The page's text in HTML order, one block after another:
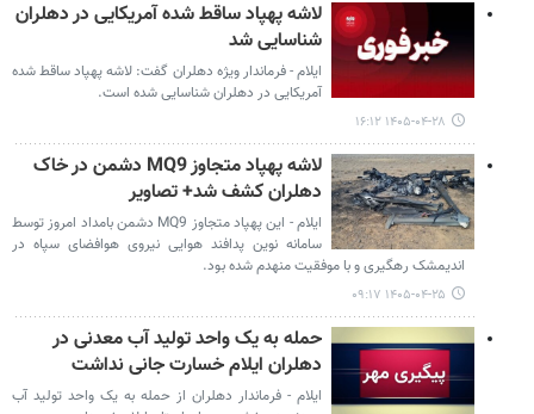
لاشه پهپاد ساقط شده آمریکایی در دهلران
شناسایی شد
ایلام - فرماندار ویژه دهلران گفت: لاشه پهپاد ساقط شده
آمریکایی در دهلران شناسایی شده است.
۱۴۰۵-۰۴-۲۸ ۱۶:۱۲
لاشه پهپاد متجاوز MQ9 دشمن در خاک
دهلران کشف شد+ تصاویر
ایلام - این پهپاد متجاوز MQ9 دشمن بامداد امروز توسط
سامانه نوین پدافند هوایی نیروی هوافضای سپاه در
اندیمشک رهگیری و با موفقیت منهدم شده بود.
۱۴۰۵-۰۴-۲۵ ۰۹:۱۷
حمله به یک واحد تولید آب معدنی در
دهلران ایلام خسارت جانی نداشت
ایلام - فرماندار دهلران از حمله به یک واحد تولید آب